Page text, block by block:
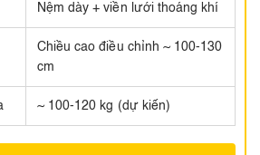
Nệm dày + viền lưới thoáng khí
Chiều cao điều chỉnh ~ 100-130
cm
~ 100-120 kg (dự kiến)